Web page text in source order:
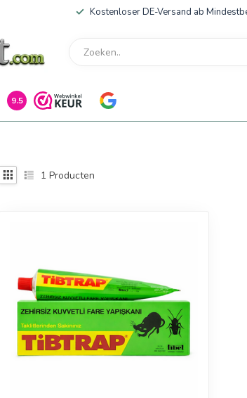
Kostenloser DE-Versand ab
9.5
1 Producten